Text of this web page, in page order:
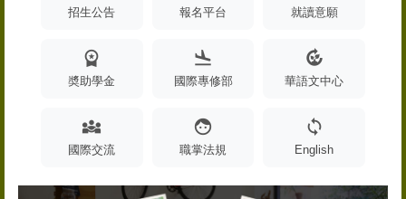
招生公告 報名平台 就讀意願
workspace_premium
奬助學金
flight_land
國際專修部
compost
華語文中心
diversity_3
國際交流
face
職掌法規
sync
English